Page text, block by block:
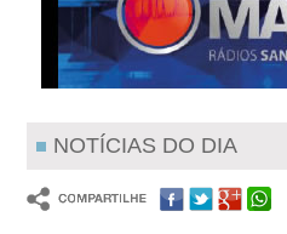
NOTÍCIAS DO DIA